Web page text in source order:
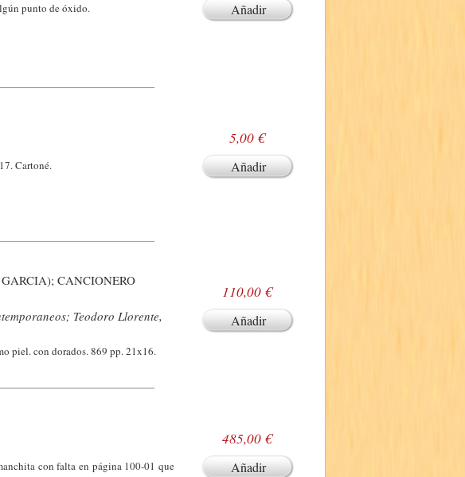
punto de óxido. Añadir
Cartoné.
5,00 €
Añadir
CANCIONERO
Teodoro Llorente,
piel. con dorados. 869 pp. 21x16.
110,00 €
Añadir
con falta en página 100-01 que
485,00 €
Añadir